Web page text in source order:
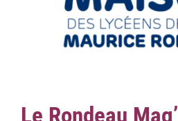
Le Rondeau Mag’